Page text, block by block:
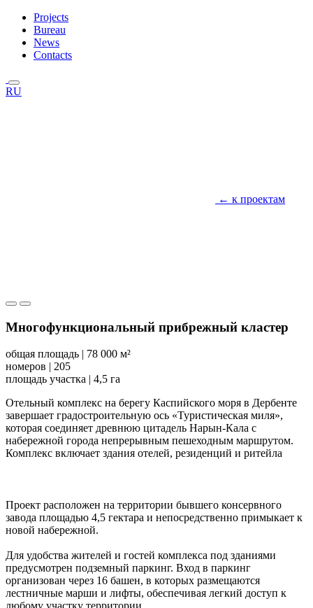
Projects
Bureau
News
Contacts
RU
← к проектам
Многофункциональный прибрежный кластер
общая площадь | 78 000 м²
номеров | 205
площадь участка | 4,5 га
Отельный комплекс на берегу Каспийского моря в Дербенте
завершает градостроительную ось «Туристическая миля»,
которая соединяет древнюю цитадель Нарын-Кала с
набережной города непрерывным пешеходным маршрутом.
Комплекс включает здания отелей, резиденций и ритейла
Проект расположен на территории бывшего консервного
завода площадью 4,5 гектара и непосредственно примыкает к
новой набережной.
Для удобства жителей и гостей комплекса под зданиями
предусмотрен подземный паркинг. Вход в паркинг
организован через 16 башен, в которых размещаются
лестничные марши и лифты, обеспечивая легкий доступ к
любому участку территории